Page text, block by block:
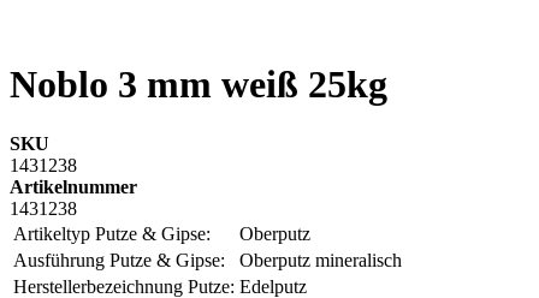
Noblo 3 mm weiß 25kg
SKU
1431238
Artikelnummer
1431238
Artikeltyp Putze & Gipse:
Oberputz
Ausführung Putze & Gipse:
Oberputz mineralisch
Herstellerbezeichnung Putze: Edelputz